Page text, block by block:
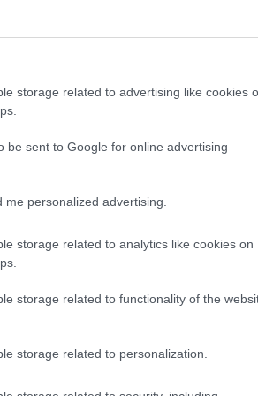
storage related to advertising like cookies
be sent to Google for online advertising
personalized advertising.
storage related to analytics like cookies on
storage related to functionality of the
storage related to personalization.
Akinek az
média,
a 2025-
Lamar -
Mauglit játszani, ezzel az
évben. Vagy hallott
Éreztem ennek a
A Pál utcai
játszani ezt az